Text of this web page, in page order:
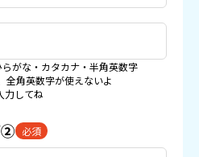
がな・カタカナ・半角英数字
全角英数字が使えないよ
してね
② 必須